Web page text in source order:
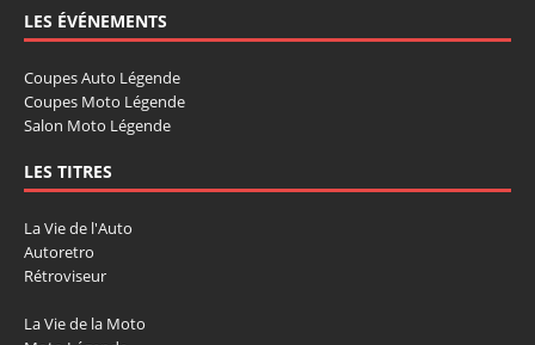
LES ÉVÉNEMENTS
Coupes Auto Légende
Coupes Moto Légende
Salon Moto Légende
LES TITRES
La Vie de l'Auto
Autoretro
Rétroviseur
La Vie de la Moto